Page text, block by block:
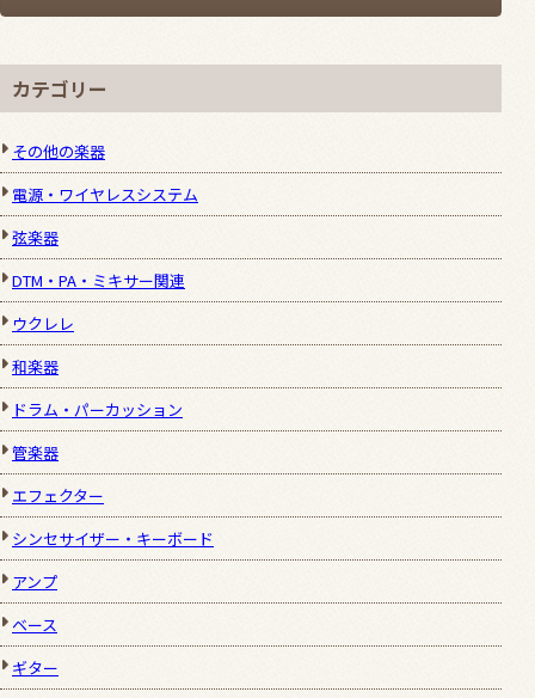
カテゴリー
その他の楽器
電源・ワイヤレスシステム
弦楽器
DTM・PA・ミキサー関連
ウクレレ
和楽器
ドラム・パーカッション
管楽器
エフェクター
シンセサイザー・キーボード
アンプ
ベース
ギター